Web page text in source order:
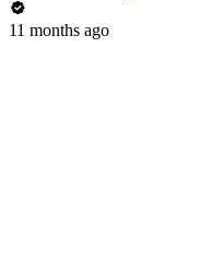
11 months ago